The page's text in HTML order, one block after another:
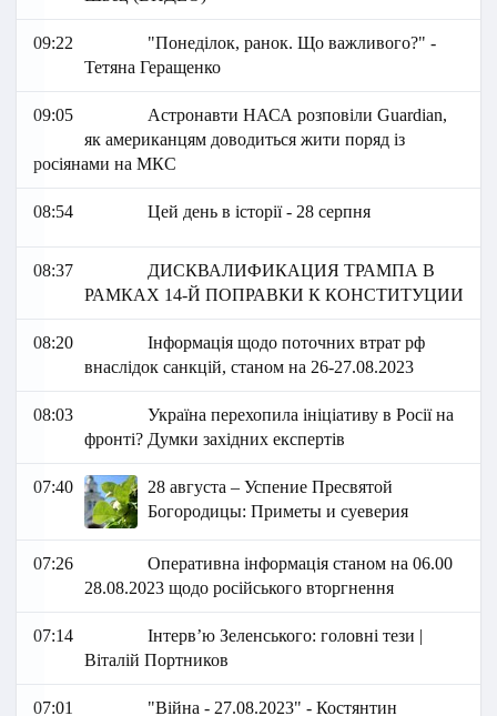
09:22
"Понеділок, ранок. Що важливого?" -
Тетяна Геращенко
09:05
Астронавти НАСА розповіли Guardian,
як американцям доводиться жити поряд із
росіянами на МКС
08:54 Цей день в історії - 28 серпня
08:37
ДИСКВАЛИФИКАЦИЯ ТРАМПА В
РАМКАХ 14-Й ПОПРАВКИ К КОНСТИТУЦИИ
08:20
Інформація щодо поточних втрат рф
внаслідок санкцій, станом на 26-27.08.2023
08:03
Україна перехопила ініціативу в Росії на
фронті? Думки західних експертів
07:40
28 августа – Успение Пресвятой
Богородицы: Приметы и суеверия
07:26
Оперативна інформація станом на 06.00
28.08.2023 щодо російського вторгнення
07:14
Інтерв’ю Зеленського: головні тези |
Віталій Портников
07:01
"Війна - 27.08.2023" - Костянтин